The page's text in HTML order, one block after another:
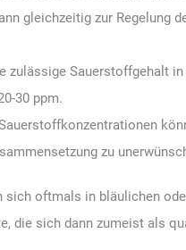
gleichzeitig zur Regelung
zulässige Sauerstoffgehalt
30 ppm.
zu
sich oftmals in bläulichen
die sich dann zumeist als